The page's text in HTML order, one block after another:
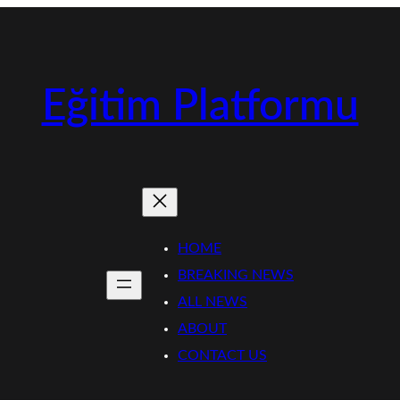
Eğitim Platformu
HOME
BREAKING NEWS
ALL NEWS
ABOUT
CONTACT US